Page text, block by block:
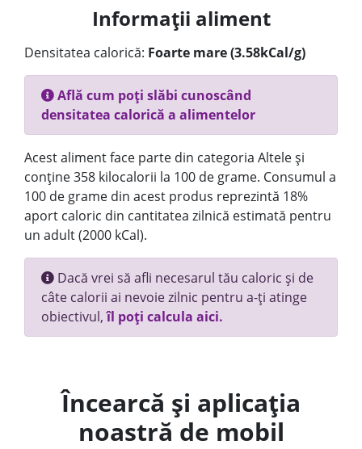
Informații aliment
Densitatea calorică: Foarte mare (3.58kCal/g)
Află cum poți slăbi cunoscând
densitatea calorică a alimentelor
Acest aliment face parte din categoria Altele și
conține 358 kilocalorii la 100 de grame. Consumul a
100 de grame din acest produs reprezintă 18%
aport caloric din cantitatea zilnică estimată pentru
un adult (2000 kCal).
Dacă vrei să afli necesarul tău caloric și de
câte calorii ai nevoie zilnic pentru a-ți atinge
obiectivul,îl poți calcula aici.
Încearcă și aplicația
noastră de mobil